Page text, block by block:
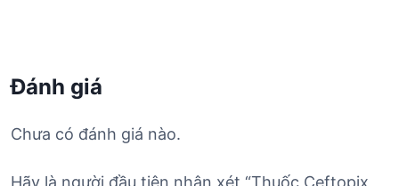
Đánh giá
Chưa có đánh giá nào.
Hãy là người đầu tiên nhận xét “Thuốc Ceftopix